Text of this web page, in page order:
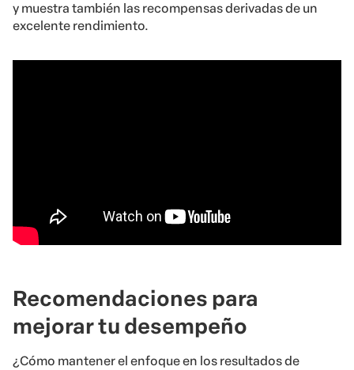
y muestra también las recompensas derivadas de un
excelente rendimiento.
Recomendaciones para
mejorar tu desempeño
¿Cómo mantener el enfoque en los resultados de